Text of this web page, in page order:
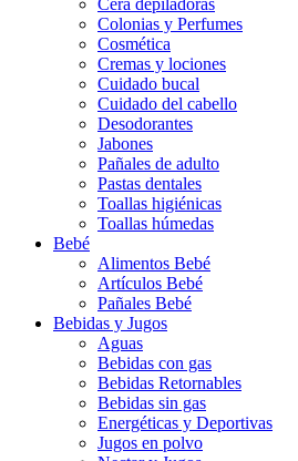
Cera depiladoras
Colonias y Perfumes
Cosmética
Cremas y lociones
Cuidado bucal
Cuidado del cabello
Desodorantes
Jabones
Pañales de adulto
Pastas dentales
Toallas higiénicas
Toallas húmedas
Bebé
Alimentos Bebé
Artículos Bebé
Pañales Bebé
Bebidas y Jugos
Aguas
Bebidas con gas
Bebidas Retornables
Bebidas sin gas
Energéticas y Deportivas
Jugos en polvo